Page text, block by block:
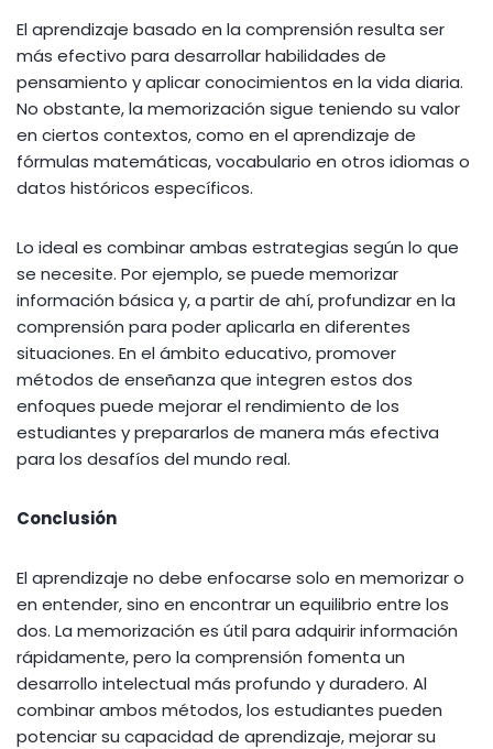
El aprendizaje basado en la comprensión resulta ser
más efectivo para desarrollar habilidades de
pensamiento y aplicar conocimientos en la vida diaria.
No obstante, la memorización sigue teniendo su valor
en ciertos contextos, como en el aprendizaje de
fórmulas matemáticas, vocabulario en otros idiomas o
datos históricos específicos.
Lo ideal es combinar ambas estrategias según lo que
se necesite. Por ejemplo, se puede memorizar
información básica y, a partir de ahí, profundizar en la
comprensión para poder aplicarla en diferentes
situaciones. En el ámbito educativo, promover
métodos de enseñanza que integren estos dos
enfoques puede mejorar el rendimiento de los
estudiantes y prepararlos de manera más efectiva
para los desafíos del mundo real.
Conclusión
El aprendizaje no debe enfocarse solo en memorizar o
en entender, sino en encontrar un equilibrio entre los
dos. La memorización es útil para adquirir información
rápidamente, pero la comprensión fomenta un
desarrollo intelectual más profundo y duradero. Al
combinar ambos métodos, los estudiantes pueden
potenciar su capacidad de aprendizaje, mejorar su